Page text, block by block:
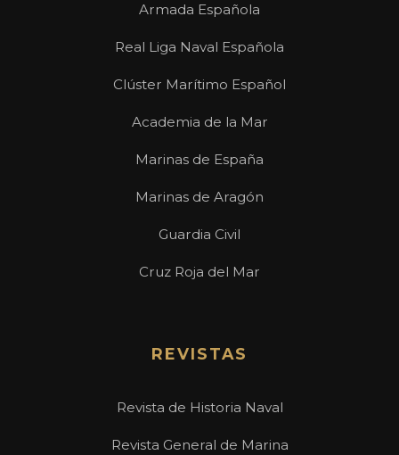
Armada Española
Real Liga Naval Española
Clúster Marítimo Español
Academia de la Mar
Marinas de España
Marinas de Aragón
Guardia Civil
Cruz Roja del Mar
REVISTAS
Revista de Historia Naval
Revista General de Marina